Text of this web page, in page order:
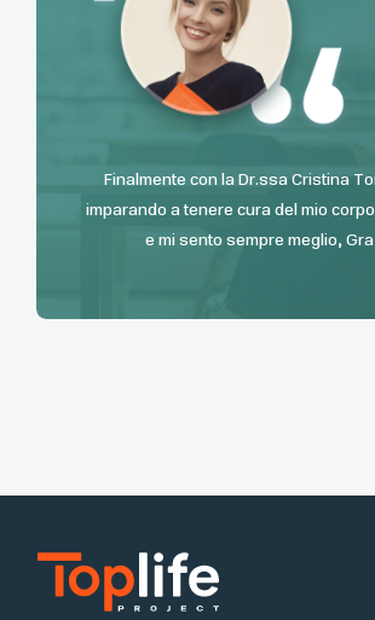
Finalmente con la Dr.ssa Cristina
imparando a tenere cura del mio
e mi sento sempre meglio,